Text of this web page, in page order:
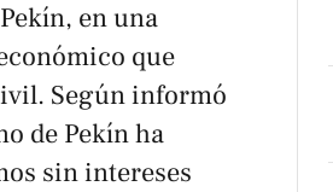
en una
que
Según informó
de Pekín ha
sin intereses